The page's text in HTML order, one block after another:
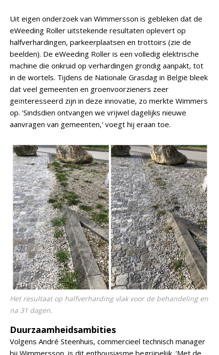
Uit eigen onderzoek van Wimmersson is gebleken dat de
eWeeding Roller uitstekende resultaten oplevert op
halfverhardingen, parkeerplaatsen en trottoirs (zie de
beelden). De eWeeding Roller is een volledig elektrische
machine die onkruid op verhardingen grondig aanpakt, tot
in de wortels. Tijdens de Nationale Grasdag in België bleek
dat veel gemeenten en groenvoorzieners zeer
geïnteresseerd zijn in deze innovatie, zo merkte Wimmers
op. 'Sindsdien ontvangen we vrijwel dagelijks nieuwe
aanvragen van gemeenten,' voegt hij eraan toe.
Het resultaat op halfverharding vlak voor de behandeling en
na 31 dagen.
Duurzaamheidsambities
Volgens André Steenhuis, commercieel technisch manager
bij Wimmersson, is dit enthousiasme begrijpelijk. 'Met de